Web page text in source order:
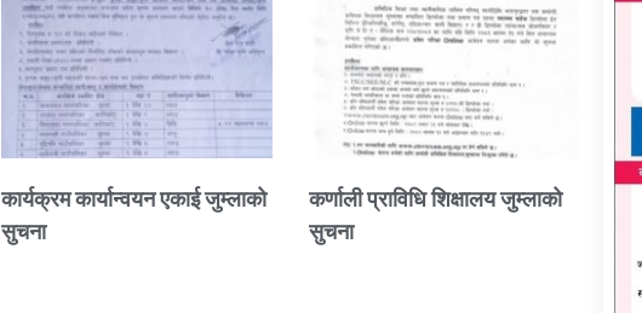
कार्यक्रम कार्यान्वयन एकाई जुम्लाको
सुचना
कर्णाली प्राविधि शिक्षालय जुम्लाको
सुचना